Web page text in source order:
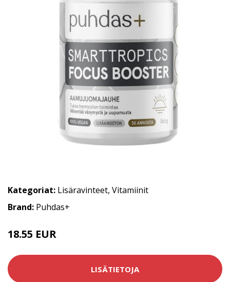
Kategoriat: Lisäravinteet, Vitamiinit
Brand: Puhdas+
18.55 EUR
LISÄTIETOJA